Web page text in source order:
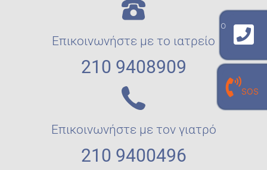
Επικοινωνήστε με το ιατρείο
210 9408909
Επικοινωνήστε με τον γιατρό
210 9400496
γραμμή επικοινωνίας με το εργαστήριο
210 940 8909
προσωπικό σου εργαστηριακό γιατρό
210 940 0496
SOS